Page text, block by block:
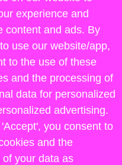
droits réservés.
experience and
content and ads. By
use our website/app,
to the use of these
and the processing of
data for personalized
advertising.
you consent to
and the
of your data as